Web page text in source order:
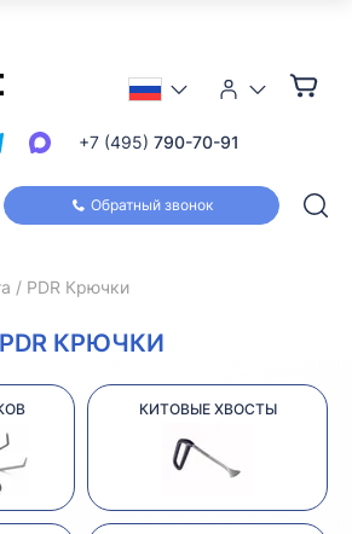
Обратный звонок
+7 (495) 790-70-91
PDR Крючки
PDR КРЮЧКИ
КИТОВЫЕ ХВОСТЫ